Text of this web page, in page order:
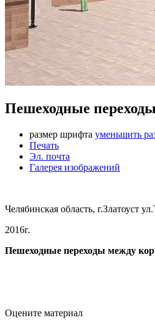
Пешеходные
размер шрифта уменьшить
Печать
Эл. почта
Галерея изображений
Челябинская область, г.Златоуст
2016г.
Пешеходные переходы между
Оцените материал